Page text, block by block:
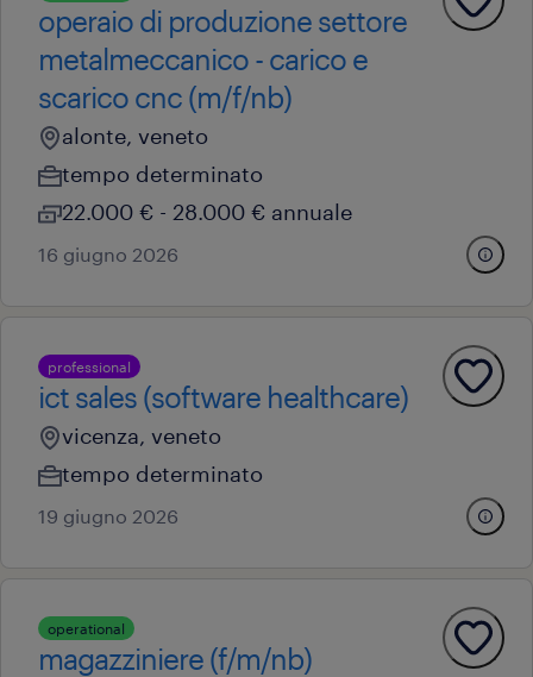
operaio di produzione settore
metalmeccanico - carico e
scarico cnc (m/f/nb)
alonte, veneto
tempo determinato
22.000 € - 28.000 € annuale
16 giugno 2026
professional
ict sales (software healthcare)
vicenza, veneto
tempo determinato
19 giugno 2026
operational
magazziniere (f/m/nb)